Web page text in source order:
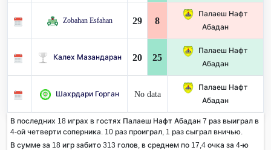
Zobahan Esfahan 29 8
Палаеш Нафт
Абадан
Калех Мазандаран 20 25
Палаеш Нафт
Абадан
Шахрдари Горган No data
Палаеш Нафт
Абадан
В последних 18 играх в гостях Палаеш Нафт Абадан 7 раз выиграл в
4-ой четверти соперника. 10 раз проиграл, 1 раз сыграл вничью.
В сумме за 18 игр забито 313 голов, в среднем по 17,4 очка за 4-ю